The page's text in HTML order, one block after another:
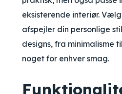
eksisterende interiør.
afspejler din personlige
designs, fra minimalisme
noget for enhver smag.